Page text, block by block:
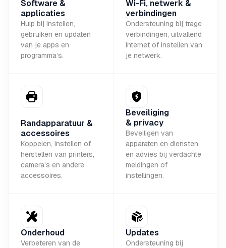
Software &
applicaties
Hulp bij instellen,
gebruiken en updaten
van je apps en
programma’s.
Wi-Fi, netwerk &
verbindingen
Ondersteuning bij trage
verbindingen, uitvallend
internet of instellen van
je netwerk.
Randapparatuur &
accessoires
Koppelen, instellen of
herstellen van printers,
camera’s en andere
accessoires.
Beveiliging
& privacy
Beveiligen van
apparaten en diensten
en advies bij verdachte
meldingen of
instellingen.
Onderhoud
Verbeteren van de
Updates
Ondersteuning bij